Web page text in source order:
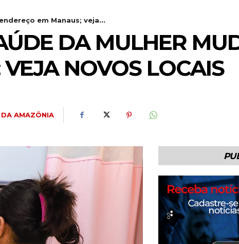
em Manaus; veja...
DA MULHER
NOVOS LOCAIS
AMAZÔNIA